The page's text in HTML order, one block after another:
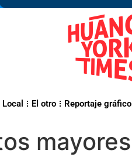
Local El otro Reportaje gráfico
mayores